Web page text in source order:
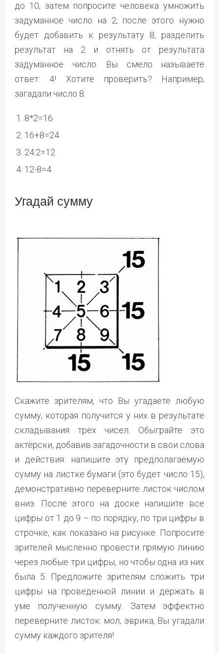
до 10, затем попросите человека умножить
задуманное число на 2, после этого нужно
будет добавить к результату 8, разделить
результат на 2 и отнять от результата
задуманное число. Вы смело называете
ответ: 4! Хотите проверить? Например,
загадали число 8.
8*2=16
16+8=24
24:2=12
12-8=4
Угадай сумму
Скажите зрителям, что Вы угадаете любую
сумму, которая получится у них в результате
складывания трёх чисел. Обыграйте это
актёрски, добавив загадочности в свои слова
и действия: напишите эту предполагаемую
сумму на листке бумаги (это будет число 15),
демонстративно переверните листок числом
вниз. После этого на доске напишите все
цифры от 1 до 9 – по порядку, по три цифры в
строчке, как показано на рисунке. Попросите
зрителей мысленно провести прямую линию
через любые три цифры, но чтобы одна из них
была 5. Предложите зрителям сложить три
цифры на проведенной линии и держать в
уме полученную сумму. Затем эффектно
переверните листок: мол, эврика, Вы угадали
сумму каждого зрителя!